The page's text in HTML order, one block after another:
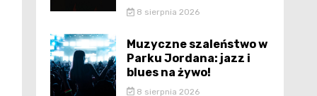
8 sierpnia 2026
Muzyczne szaleństwo w
Parku Jordana: jazz i
blues na żywo!
8 sierpnia 2026